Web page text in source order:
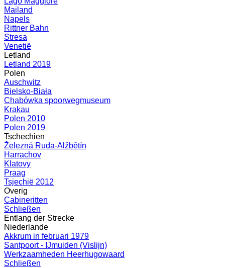
Mailand
Napels
Rittner Bahn
Stresa
Venetië
Letland
Letland 2019
Polen
Auschwitz
Bielsko-Biała
Chabówka spoorwegmuseum
Krakau
Polen 2010
Polen 2019
Tschechien
Železná Ruda-Alžbětín
Harrachov
Klatovy
Praag
Tsjechië 2012
Overig
Cabineritten
Schließen
Entlang der Strecke
Niederlande
Akkrum in februari 1979
Santpoort - IJmuiden (Vislijn)
Werkzaamheden Heerhugowaard
Schließen